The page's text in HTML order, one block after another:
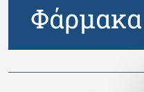
Φάρμακα